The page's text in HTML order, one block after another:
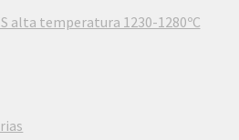
alta temperatura 1230-1280ºC